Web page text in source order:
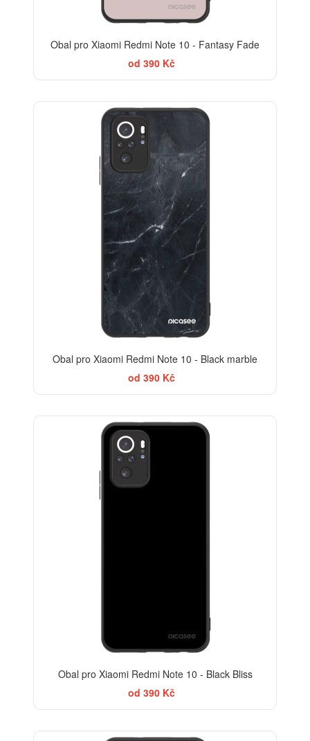
Obal pro Xiaomi Redmi Note 10 - Fantasy Fade
od 390 Kč
Obal pro Xiaomi Redmi Note 10 - Black marble
od 390 Kč
Obal pro Xiaomi Redmi Note 10 - Black Bliss
od 390 Kč